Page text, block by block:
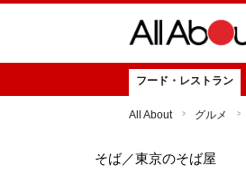
フード・レストラン
All About グルメ
そば／東京のそば屋